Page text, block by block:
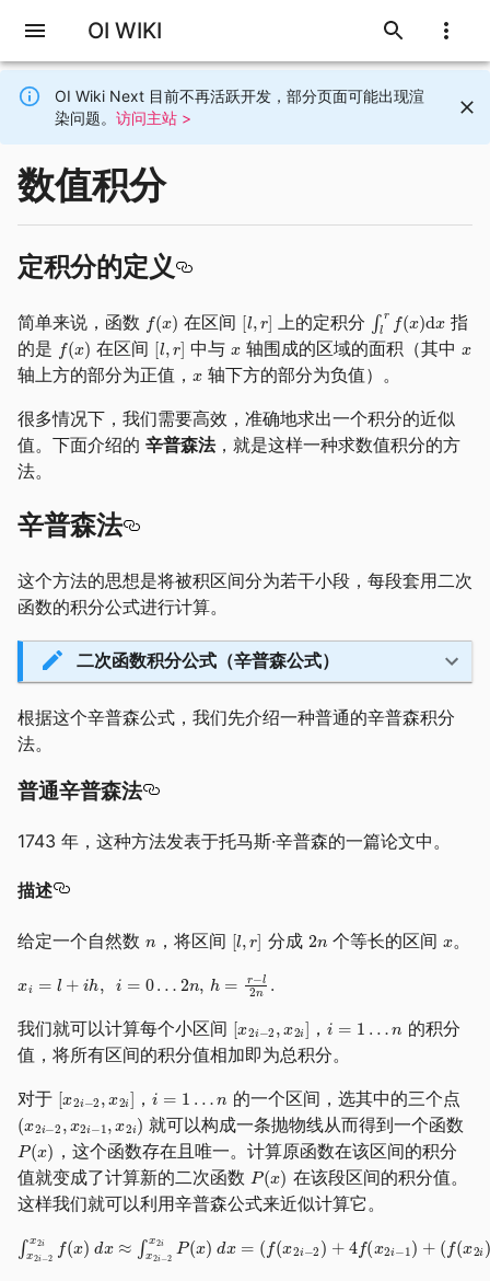
OI WIKI
OI Wiki Next 目前不再活跃开发，部分页面可能出现渲
染问题。 访问主站 >
数值积分
定积分的定义
简单来说，函数 在区间 上的定积分
指
的是
在区间 中与
轴围成的区域的面积（其中
轴上方的部分为正值，
轴下方的部分为负值）。
很多情况下，我们需要高效，准确地求出一个积分的近似
值。下面介绍的 辛普森法，就是这样一种求数值积分的方
法。
辛普森法
这个方法的思想是将被积区间分为若干小段，每段套用二次
函数的积分公式进行计算。
二次函数积分公式（辛普森公式）
根据这个辛普森公式，我们先介绍一种普通的辛普森积分
法。
普通辛普森法
1743 年，这种方法发表于托马斯·辛普森的一篇论文中。
描述
给定一个自然数 ，将区间 分成 个等长的区间 。
我们就可以计算每个小区间 ，
的积分
值，将所有区间的积分值相加即为总积分。
对于
，
的一个区间，选其中的三个点
就可以构成一条抛物线从而得到一个函数
，这个函数存在且唯一。计算原函数在该区间的积分
值就变成了计算新的二次函数
在该段区间的积分值。
这样我们就可以利用辛普森公式来近似计算它。